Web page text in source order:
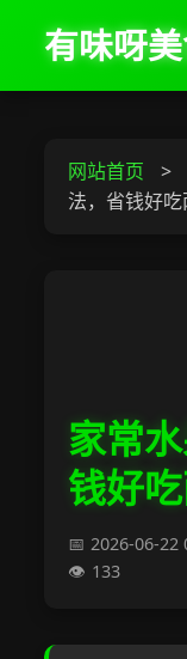
有味呀
网站首页 >
法，省钱好
家常
钱好
2026-06-22
133